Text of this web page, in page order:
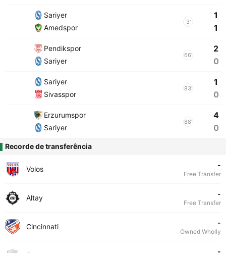
Sariyer
Amedspor
3'
1
1
Pendikspor
Sariyer
66'
2
0
Sariyer
Sivasspor
83'
1
0
Erzurumspor
Sariyer
88'
4
0
Recorde de transferência
Volos -
Free Transfer
Altay -
Free Transfer
Cincinnati -
Owned Wholly
-